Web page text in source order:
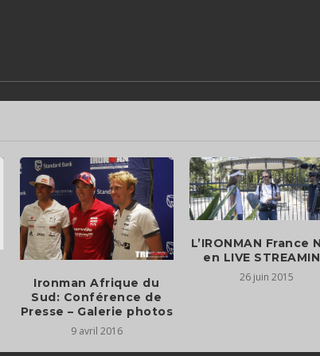
Ironman Afrique du
Sud: Conférence de
Presse – Galerie photos
9 avril 2016
L’IRONMAN France
26 juin 2015